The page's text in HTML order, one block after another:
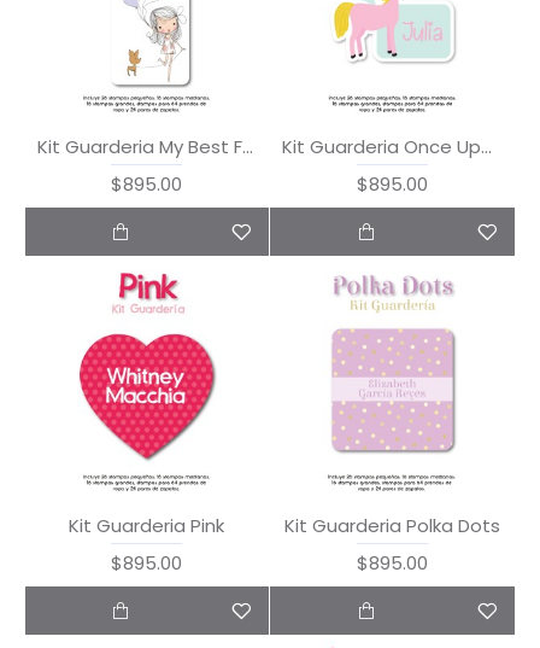
Kit Guarderia My Best Friend
$895.00
Kit Guarderia Once Upon a Time
$895.00
Kit Guarderia Pink
$895.00
Kit Guarderia Polka Dots
$895.00